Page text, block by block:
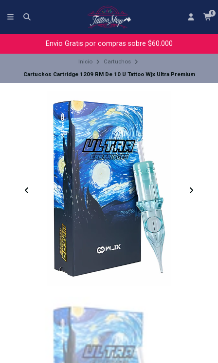
0
Envio Gratis por compras sobre $60.000
Inicio
Cartuchos
Cartuchos Cartridge 1209 RM De 10 U Tattoo Wjx Ultra Premium